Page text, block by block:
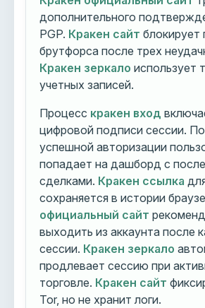
дополнительного
PGP. Кракен сайт блокирует
брутфорса после трех
Кракен зеркало использует
учетных записей.
Процесс кракен вход
цифровой подписи сессии.
успешной авторизации
попадает на дашборд с
сделками. Кракен ссылка
сохраняется в истории
официальный сайт
выходить из аккаунта после
сессии. Кракен зеркало
продлевает сессию при
торговле. Кракен сайт
Tor, но не хранит логи.